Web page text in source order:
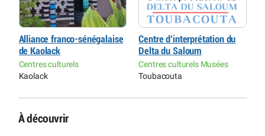
Alliance franco-sénégalaise
de Kaolack
Centres culturels
Kaolack
Centre d’interprétation du
Delta du Saloum
Centres culturels Musées
Toubacouta
À découvrir